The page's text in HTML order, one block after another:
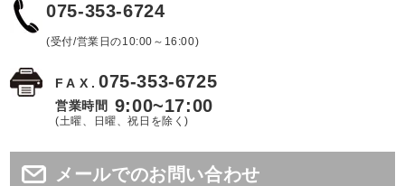
075-353-6724
(受付/営業日の10:00～16:00)
FAX.075-353-6725
営業時間 9:00~17:00
(土曜、日曜、祝日を除く)
メールでのお問い合わせ